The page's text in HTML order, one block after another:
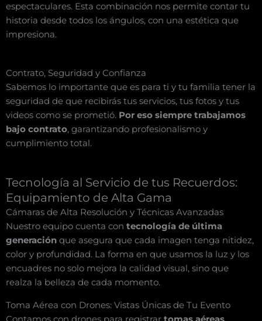
espectaculares. Esta combinación nos permite contar tu
historia desde todos los ángulos, con una estética que
impresiona.
Contrato, Seguridad y Confianza
Sabemos lo importante que es para ti y tu familia tener la
seguridad de que recibirás tus servicios, tus fotos y tus
videos como se prometió. Por eso siempre trabajamos
bajo contrato, garantizando profesionalismo y
cumplimiento total.
Tecnología al Servicio de tus Recuerdos:
Equipamiento de Alta Gama
Cámaras de Alta Resolución y Técnicas Avanzadas
Nuestro equipo cuenta con tecnología de última
generación que asegura que cada imagen tenga nitidez,
color y profundidad. La forma en que usamos la luz y los
encuadres no solo mejora la calidad visual, sino que
realza la belleza de cada momento.
Toma Aérea con Drones: Vistas Únicas de Tu Evento